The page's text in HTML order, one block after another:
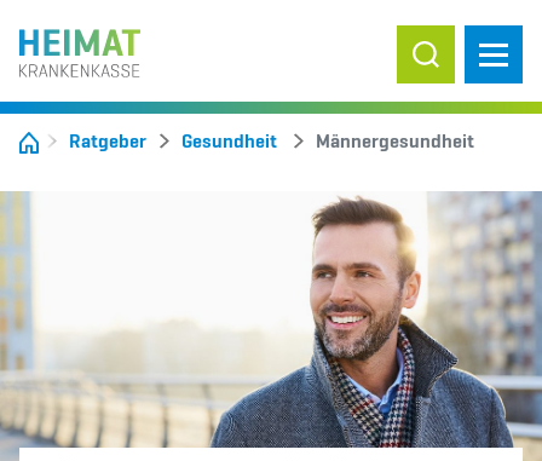
Suche ein-/
Ratgeber Gesundheit Männergesundheit